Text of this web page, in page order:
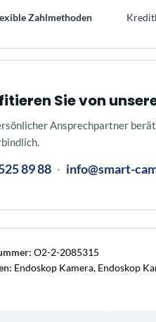
Zahlmethoden
Sie von
Ansprechpartner
89 88 · info@smart-
O2-2-2085315
Endoskop Kamera, Endoskop